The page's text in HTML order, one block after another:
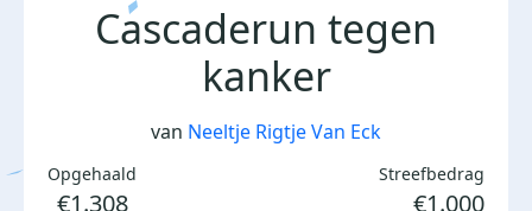
Cascaderun tegen
kanker
van Neeltje Rigtje Van Eck
Opgehaald
€1.308
Streefbedrag
€1.000